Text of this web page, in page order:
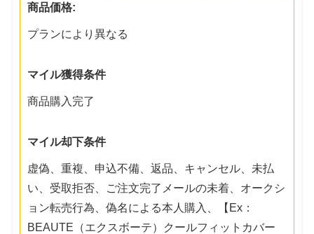
商品価格:
プランにより異なる
マイル獲得条件
商品購入完了
マイル却下条件
虚偽、重複、申込不備、返品、キャンセル、未払
い、受取拒否、ご注文完了メールの未着、オークシ
ョン転売行為、偽名による本人購入、【Ex：
BEAUTE（エクスボーテ）クールフィットカバー